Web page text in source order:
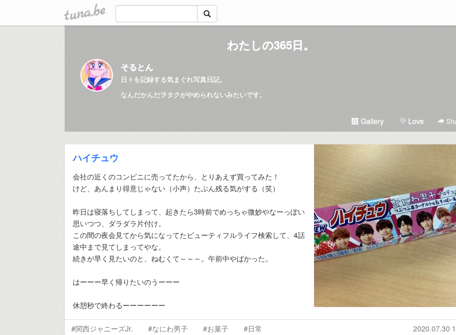
tuna.be
わたしの365日。
そるとん
日々を記録する気まぐれ写真日記。
なんだかんだヲタクがやめられないみたいです。
Gallery Love
ハイチュウ
会社の近くのコンビニに売ってたから、とりあえず買ってみた！
けど、あんまり得意じゃない（小声）たぶん残る気がする（笑）
昨日は寝落ちしてしまって、起きたら3時前でめっちゃ微妙やなーっぽい
思いつつ、ダラダラ片付け。
この間の夜会見てから気になってたビューティフルライフ検索して、4話
途中まで見てしまってやな。
続きが早く見たいのと、ねむくて～～～。午前中やばかった。
はーーー早く帰りたいのうーーー
休憩秒で終わるーーーーーー
#関西ジャニーズJr. #なにわ男子 #お菓子 #日常 2020.07.30